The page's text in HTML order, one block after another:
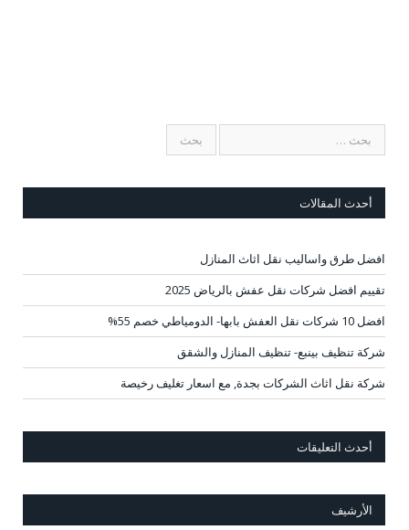
أحدث المقالات
افضل طرق واساليب نقل اثاث المنازل
تقييم افضل شركات نقل عفش بالرياض 2025
افضل 10 شركات نقل العفش بابها- الدومياطي خصم 55%
شركة تنظيف بينبع- تنظيف المنازل والشقق
شركة نقل اثاث الشركات بجدة, مع اسعار تغليف رخيصة
أحدث التعليقات
الأرشيف